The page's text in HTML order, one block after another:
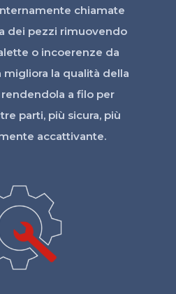
chiamate
dei pezzi rimuovendo
o incoerenze da
migliora la qualità della
a filo per
parti, più sicura, più
accattivante.